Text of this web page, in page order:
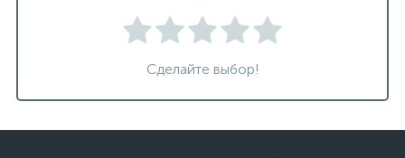
Сделайте выбор!